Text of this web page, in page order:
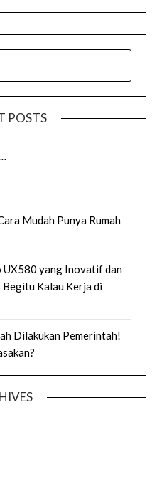
POSTS
Mudah Punya Rumah
UX580 yang Inovatif dan
Begitu Kalau Kerja di
Dilakukan Pemerintah!